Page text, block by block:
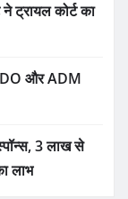
ट्रायल कोर्ट का
और ADM
3 लाख से
लाभ